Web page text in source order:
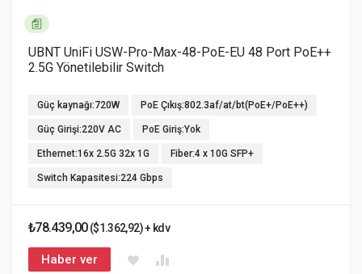
UBNT UniFi USW-Pro-Max-48-PoE-EU 48 Port PoE++
2.5G Yönetilebilir Switch
Güç kaynağı:720W PoE Çıkış:802.3af/at/bt(PoE+/PoE++)
Güç Girişi:220V AC PoE Giriş:Yok
Ethernet:16x 2.5G 32x 1G Fiber:4 x 10G SFP+
Switch Kapasitesi:224 Gbps
₺78.439,00($1.362,92) + kdv
Haber ver